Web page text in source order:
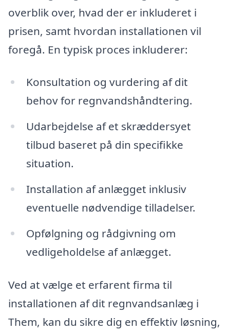
overblik over, hvad der er inkluderet i
prisen, samt hvordan installationen vil
foregå. En typisk proces inkluderer:
Konsultation og vurdering af dit
behov for regnvandshåndtering.
Udarbejdelse af et skræddersyet
tilbud baseret på din specifikke
situation.
Installation af anlægget inklusiv
eventuelle nødvendige tilladelser.
Opfølgning og rådgivning om
vedligeholdelse af anlægget.
Ved at vælge et erfarent firma til
installationen af dit regnvandsanlæg i
Them, kan du sikre dig en effektiv løsning,